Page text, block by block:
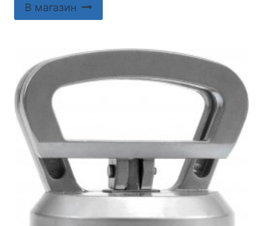
В магазин